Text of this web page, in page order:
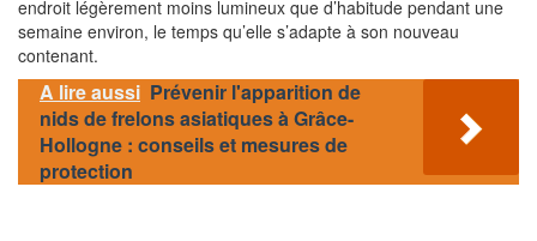
endroit légèrement moins lumineux que d’habitude pendant une
semaine environ, le temps qu’elle s’adapte à son nouveau
contenant.
A lire aussi Prévenir l'apparition de
nids de frelons asiatiques à Grâce-
Hollogne : conseils et mesures de
protection